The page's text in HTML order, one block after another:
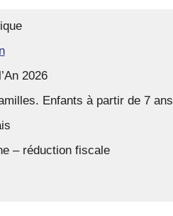
2026
Enfants à partir de 7 ans
– réduction fiscale